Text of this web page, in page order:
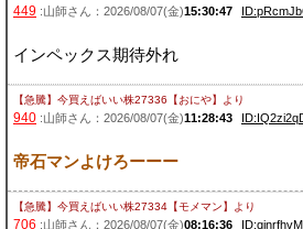
449 :山師さん：2026/08/07(金)15:30:47
インペックス期待外れ
【急騰】今買えばいい株27336【おにや】 より
940 :山師さん：2026/08/07(金)11:28:43
帝石マンよけろーーー
【急騰】今買えばいい株27334【モメマン】 より
706 :山師さん：2026/08/07(金)08:16:36